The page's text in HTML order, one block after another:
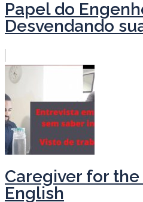
Papel do
Desvendando
Caregiver for
English